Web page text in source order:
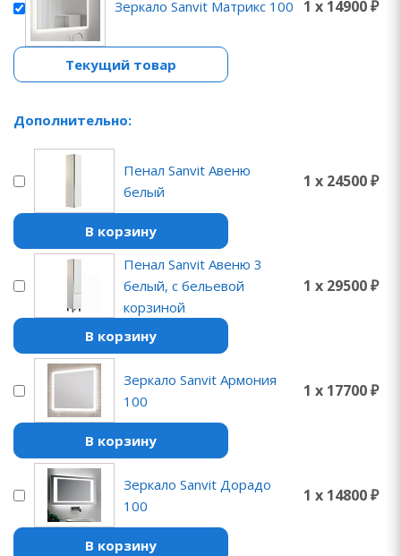
Зеркало Sanvit Матрикс 100 1 x 14900 ₽
Текущий товар
Дополнительно:
Пенал Sanvit Авеню
белый
1 x 24500 ₽
В корзину
Пенал Sanvit Авеню 3
белый, с бельевой
корзиной
1 x 29500 ₽
В корзину
Зеркало Sanvit Армония
100
1 x 17700 ₽
В корзину
Зеркало Sanvit Дорадо
100
1 x 14800 ₽
В корзину